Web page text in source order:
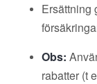
Ersättning
Obs:
rabatter (t